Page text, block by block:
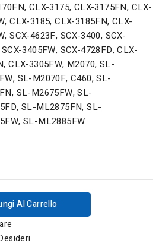
CLX-3175, CLX-3175FN, CLX-
CLX-3185, CLX-3185FN, CLX-
SCX-4623F, SCX-3400, SCX-
3405FW, SCX-4728FD, CLX-
CLX-3305FW, M2070, SL-
SL-M2070F, C460, SL-
SL-M2675FW, SL-
SL-ML2875FN, SL-
SL-ML2885FW
Al Carrello